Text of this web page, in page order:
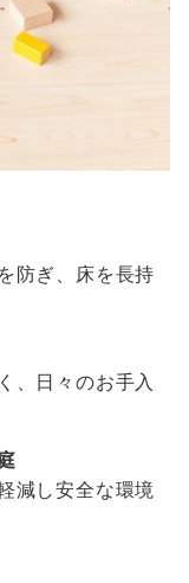
防ぎ、床を長持
、日々のお手入
減し安全な環境